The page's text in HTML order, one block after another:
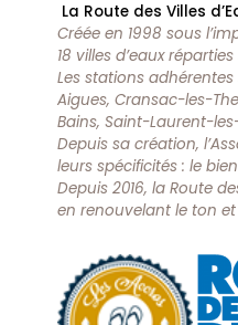
La Route des Villes
Créée en 1998 sous
18 villes d’eaux
Les stations
Aigues, Cransac-les-
Bains, Saint-Laurent-
Depuis sa création,
leurs spécificités : le
Depuis 2016, la Route
en renouvelant le ton